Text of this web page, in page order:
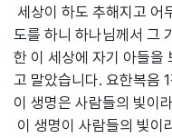
세상이 하도 추해지고 어
도를 하니 하나님께서 그
한 이 세상에 자기 아들을
고 말았습니다. 요한복음
이 생명은 사람들의 빛이
이 생명이 사람들의 빛이